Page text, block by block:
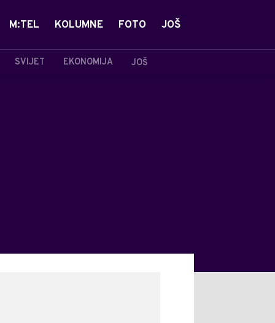
SVIJET EKONOMIJA JOŠ
M:TEL KOLUMNE FOTO JOŠ